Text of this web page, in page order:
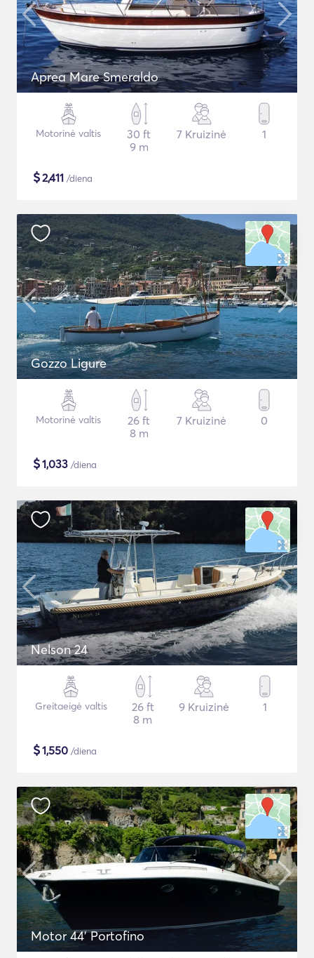
Aprea Mare Smeraldo
Motorinė valtis
30 ft
9 m
7 Kruizinė 1
$2,411 /diena
Gozzo Ligure
Motorinė valtis
26 ft
8 m
7 Kruizinė 0
$1,033 /diena
Nelson 24
Greitaeigė valtis
26 ft
8 m
9 Kruizinė 1
$1,550 /diena
Motor 44' Portofino